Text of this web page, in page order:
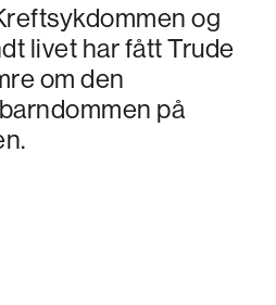
og
livet har fått Trude
om den
på